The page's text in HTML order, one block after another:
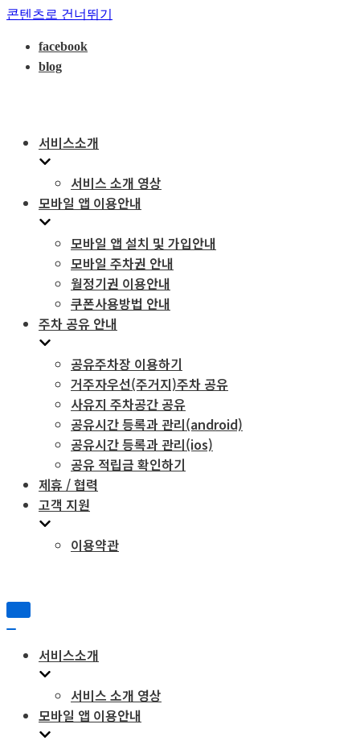
콘텐츠로 건너뛰기
facebook
blog
서비스소개
서비스 소개 영상
모바일 앱 이용안내
모바일 앱 설치 및 가입안내
모바일 주차권 안내
월정기권 이용안내
쿠폰사용방법 안내
주차 공유 안내
공유주차장 이용하기
거주자우선(주거지)주차 공유
사유지 주차공간 공유
공유시간 등록과 관리(android)
공유시간 등록과 관리(ios)
공유 적립금 확인하기
제휴 / 협력
고객 지원
이용약관
내
이
서비스소개
서비스 소개 영상
모바일 앱 이용안내